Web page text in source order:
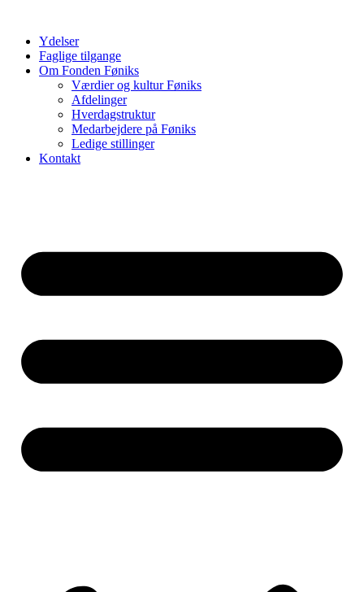
indholdYdelser
Faglige tilgange
Om Fonden Føniks
Værdier og kultur Føniks
Afdelinger
Hverdagstruktur
Medarbejdere på Føniks
Ledige stillinger
Kontakt